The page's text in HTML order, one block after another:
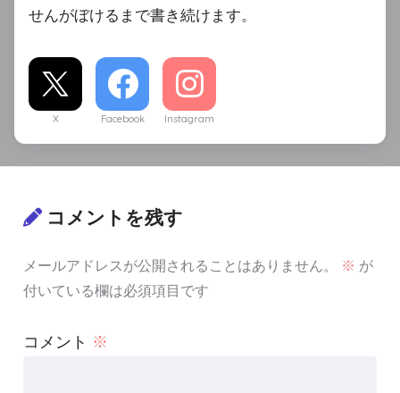
せんがぼけるまで書き続けます。
X Facebook Instagram
コメントを残す
メールアドレスが公開されることはありません。 ※ が
付いている欄は必須項目です
コメント ※